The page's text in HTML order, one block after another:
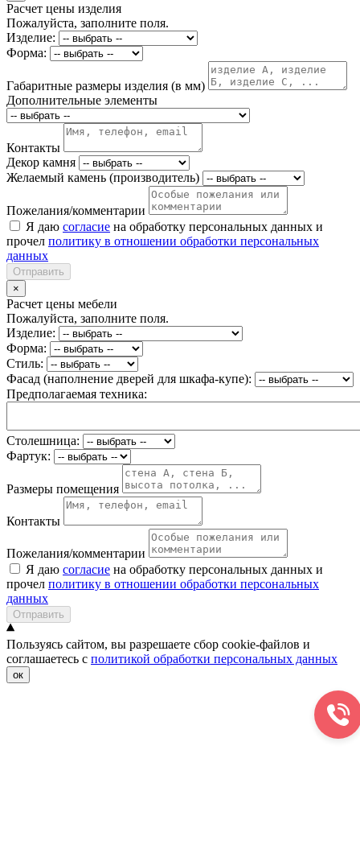
Расчет цены изделия
Пожалуйста, заполните поля.
Изделие:
Форма:
Габаритные размеры изделия (в мм)
Дополнительные элементы
Контакты
Декор камня
Желаемый камень (производитель)
Пожелания/комментарии
Я даю согласие на обработку персональных данных и
прочел политику в отношении обработки персональных
данных
Отправить
×
Расчет цены мебели
Пожалуйста, заполните поля.
Изделие:
Форма:
Стиль:
Фасад (наполнение дверей для шкафа-купе):
Предполагаемая техника:
Столешница:
Фартук:
Размеры помещения
Контакты
Пожелания/комментарии
Я даю согласие на обработку персональных данных и
прочел политику в отношении обработки персональных
данных
Отправить
Пользуясь сайтом, вы разрешаете сбор cookie-файлов и
соглашаетесь с политикой обработки персональных данных
ок